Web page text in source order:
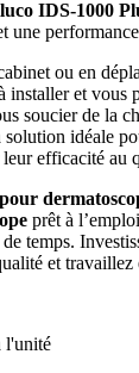
IDS-1000
une
ou en
installer et vous
soucier de la
solution idéale
efficacité au
prêt à
temps.
et
l'unité